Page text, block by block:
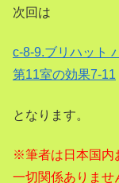
次回は
c-8-9.ブリハット
第11室の効果7-11
となります。
※筆者は日本国内
一切関係ありませ